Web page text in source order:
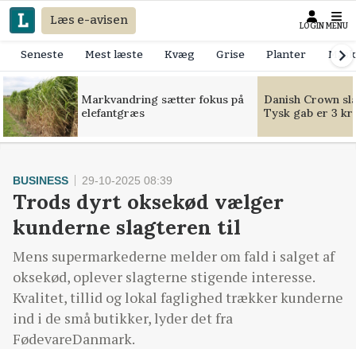
Læs e-avisen LOGIN MENU
Seneste Mest læste Kvæg Grise Planter
Markvandring sætter fokus på
elefantgræs
Danish Crown
Tysk gab er 3
BUSINESS 29-10-2025 08:39
Trods dyrt oksekød vælger
kunderne slagteren til
Mens supermarkederne melder om fald i salget af
oksekød, oplever slagterne stigende interesse.
Kvalitet, tillid og lokal faglighed trækker kunderne
ind i de små butikker, lyder det fra
FødevareDanmark.